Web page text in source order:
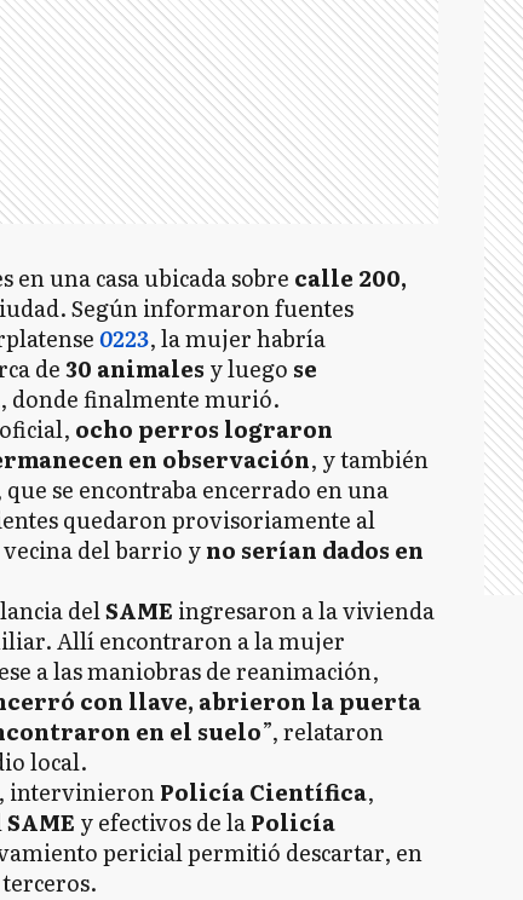
en una casa ubicada sobre calle 200,
Según informaron fuentes
0223, la mujer habría
de30 animales y luego se
, donde finalmente murió.
ocho perros lograron
en observación, y también
que se encontraba encerrado en una
quedaron provisoriamente al
del barrio yno serían dados en
delSAME ingresaron a la vivienda
Allí encontraron a la mujer
a las maniobras de reanimación,
con llave, abrieron la puerta
en el suelo”, relataron
local.
intervinieronPolicía Científica,
SAME y efectivos de laPolicía
pericial permitió descartar, en